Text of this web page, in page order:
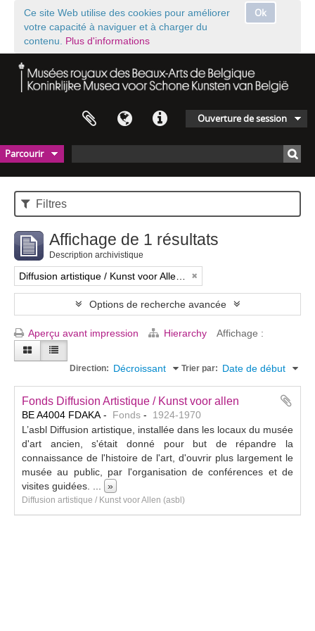
Ok
Ce site Web utilise des cookies pour améliorer
votre capacité à naviguer et à charger du
contenu. Plus d'informations
Ouverture de session
Parcourir
Filtres
Affichage de 1 résultats
Description archivistique
Diffusion artistique / Kunst voor Allen (asbl)
Options de recherche avancée
Aperçu avant impression Hierarchy Affichage :
Trier par: Date de début
Direction: Décroissant
Fonds Diffusion Artistique / Kunst voor allen
BE A4004 FDAKA Fonds
1924-1970
L’asbl Diffusion artistique, installée dans les locaux du musée
d'art ancien, s'était donné pour but de répandre la
connaissance de l'histoire de l'art, d'ouvrir plus largement le
musée au public, par l'organisation de conférences et de
visites guidées. ... »
Diffusion artistique / Kunst voor Allen (asbl)